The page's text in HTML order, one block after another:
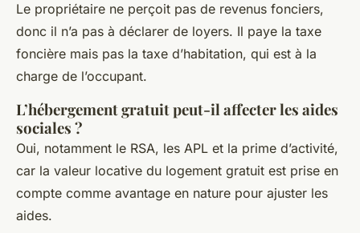
Le propriétaire ne perçoit pas de revenus fonciers,
donc il n’a pas à déclarer de loyers. Il paye la taxe
foncière mais pas la taxe d’habitation, qui est à la
charge de l’occupant.
L’hébergement gratuit peut-il affecter les aides
sociales ?
Oui, notamment le RSA, les APL et la prime d’activité,
car la valeur locative du logement gratuit est prise en
compte comme avantage en nature pour ajuster les
aides.